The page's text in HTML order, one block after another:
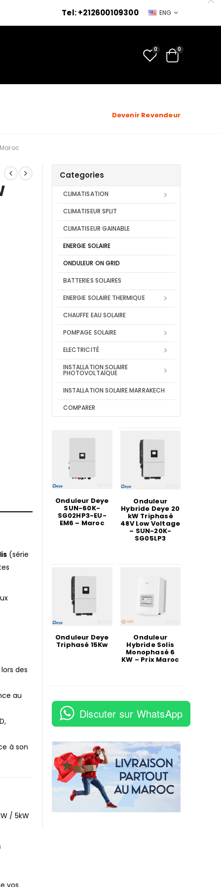
Tel: +212600109300 ENG
0 0
Devenir Revendeur
(série
des
au
à son
/ 5kW
Categories
CLIMATISATION
CLIMATISEUR SPLIT
CLIMATISEUR GAINABLE
ENERGIE SOLAIRE
ONDULEUR ON GRID
BATTERIES SOLAIRES
ENERGIE SOLAIRE THERMIQUE
CHAUFFE EAU SOLAIRE
POMPAGE SOLAIRE
ELECTRICITÉ
INSTALLATION SOLAIRE
PHOTOVOLTAÏQUE
INSTALLATION SOLAIRE MARRAKECH
COMPARER
Onduleur Deye
SUN-60K-
SG02HP3-EU-
EM6 – Maroc
Onduleur
Hybride Deye 20
kW Triphasé
48V Low Voltage
– SUN-20K-
SG05LP3
Onduleur Deye
Triphasé 15Kw
Onduleur
Hybride Solis
Monophasé 6
KW – Prix Maroc
Discuter sur WhatsApp